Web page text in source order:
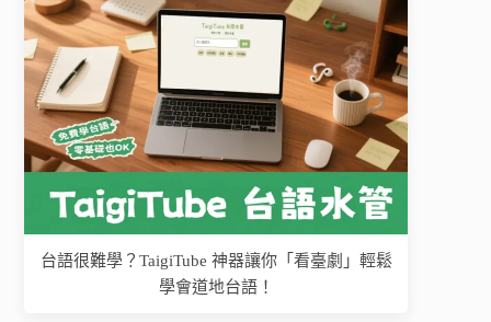
台語很難學？TaigiTube 神器讓你「看臺劇」輕鬆
學會道地台語！